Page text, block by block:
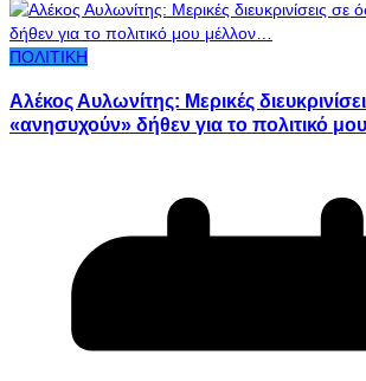
ΠΟΛΙΤΙΚΗ
Αλέκος Αυλωνίτης: Μερικές
«ανησυχούν» δήθεν για το πολιτικό